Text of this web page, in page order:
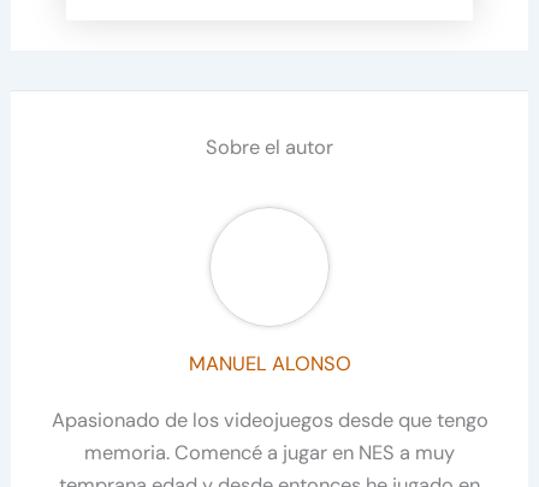
Sobre el autor
MANUEL ALONSO
Apasionado de los videojuegos desde que tengo
memoria. Comencé a jugar en NES a muy